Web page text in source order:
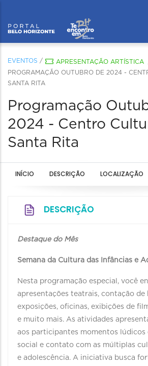
EVENTOS / APRESENTAÇÃO ARTÍSTICA
PROGRAMAÇÃO OUTUBRO DE 2024 -
SANTA RITA
Programação
2024 - Centro
Santa Rita
INÍCIO DESCRIÇÃO LOCALIZAÇÃO
DESCRIÇÃO
Destaque do Mês
Semana da Cultura das Infâncias e
Nesta programação especial, você
apresentações teatrais, contação de
exposições, oficinas, exibições de
e muito mais. As atividades
aos participantes momentos lúdicos
social e contato com as múltiplas
e adolescência. A iniciativa busca